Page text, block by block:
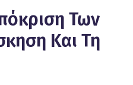
Των
Και Τη